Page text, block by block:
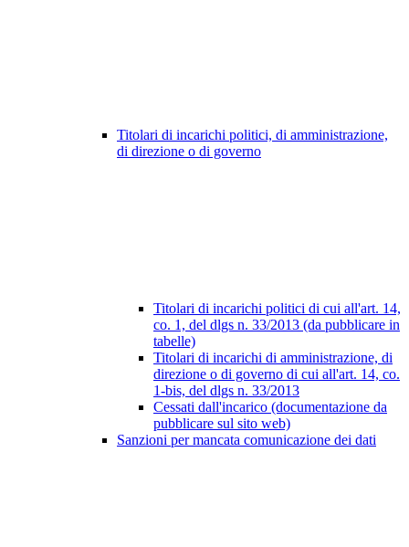
Titolari di incarichi politici, di amministrazione,
di direzione o di governo
Titolari di incarichi politici di cui all'art. 14,
co. 1, del dlgs n. 33/2013 (da pubblicare in
tabelle)
Titolari di incarichi di amministrazione, di
direzione o di governo di cui all'art. 14, co.
1-bis, del dlgs n. 33/2013
Cessati dall'incarico (documentazione da
pubblicare sul sito web)
Sanzioni per mancata comunicazione dei dati